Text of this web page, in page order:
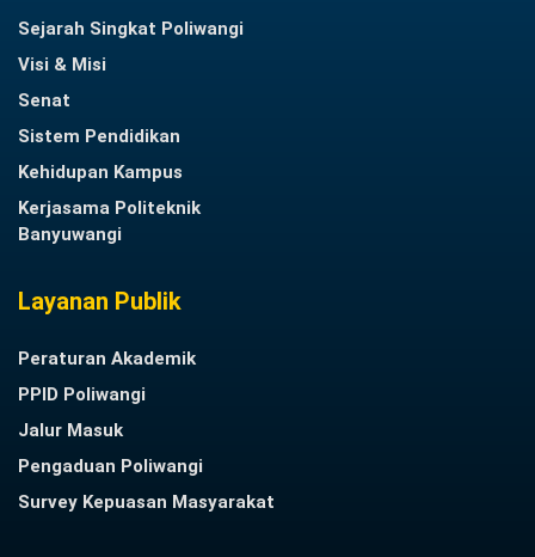
Sejarah Singkat Poliwangi
Visi & Misi
Senat
Sistem Pendidikan
Kehidupan Kampus
Kerjasama Politeknik
Banyuwangi
Layanan Publik
Peraturan Akademik
PPID Poliwangi
Jalur Masuk
Pengaduan Poliwangi
Survey Kepuasan Masyarakat